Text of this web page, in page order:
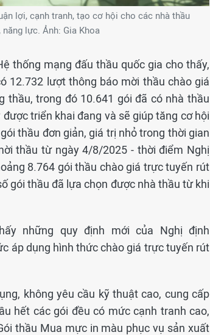
lợi, cạnh tranh, tạo cơ hội cho các nhà thầu
lực. Ảnh: Gia Khoa
thống mạng đấu thầu quốc gia cho thấy,
12.732 lượt thông báo mời thầu chào giá
trong đó 10.641 gói đã có nhà thầu
triển khai đang và sẽ giúp tăng cơ hội
thầu đơn giản, giá trị nhỏ trong thời gian
thầu từ ngày 4/8/2025 - thời điểm Nghị
8.764 gói thầu chào giá trực tuyến rút
gói thầu đã lựa chọn được nhà thầu từ khi
những quy định mới của Nghị định
áp dụng hình thức chào giá trực tuyến rút
không yêu cầu kỹ thuật cao, cung cấp
hết các gói đều có mức cạnh tranh cao,
thầu Mua mực in màu phục vụ sản xuất